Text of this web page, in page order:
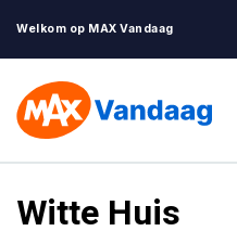
Welkom op MAX Vandaag
Witte Huis